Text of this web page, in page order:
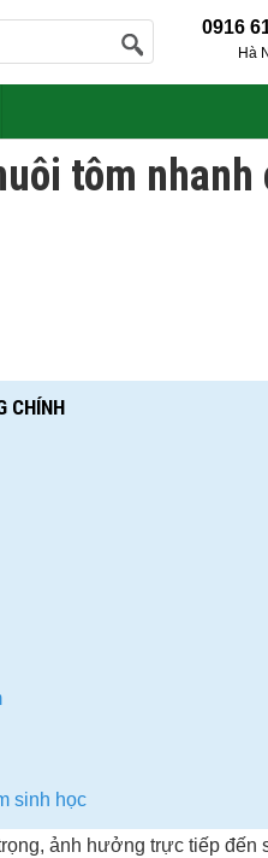
0916
Hà
tôm nhanh
CHÍNH
sinh học
ảnh hưởng trực tiếp đến